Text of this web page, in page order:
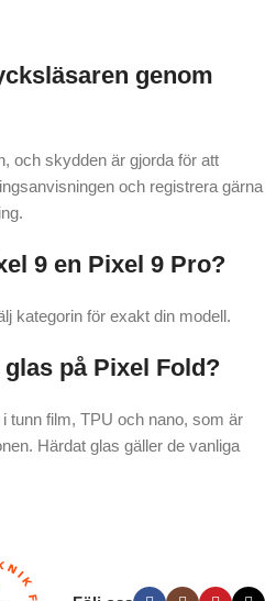
genom
och skydden är gjorda för att
och registrera gärna
9 en Pixel 9 Pro?
kategorin för exakt din modell.
på Pixel Fold?
tunn film, TPU och nano, som är
Härdat glas gäller de vanliga